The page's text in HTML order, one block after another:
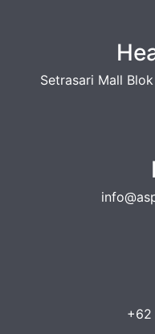
Setrasari Mall
+62